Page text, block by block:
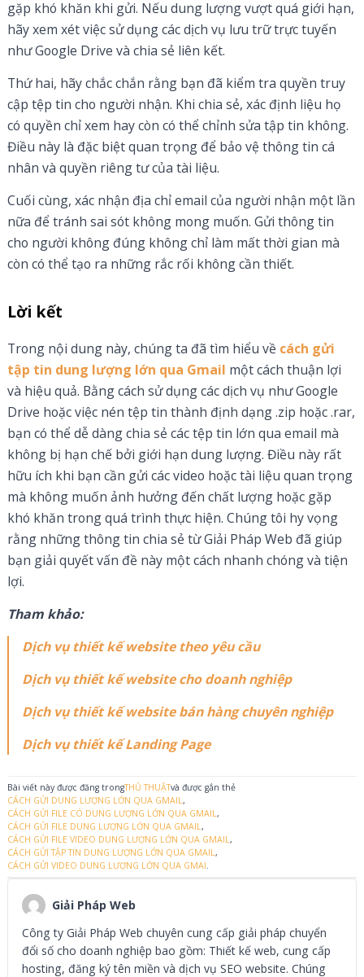
gặp khó khăn khi gửi. Nếu dung lượng vượt quá giới hạn,
hãy xem xét việc sử dụng các dịch vụ lưu trữ trực tuyến
như Google Drive và chia sẻ liên kết.
Thứ hai, hãy chắc chắn rằng bạn đã kiểm tra quyền truy
cập tệp tin cho người nhận. Khi chia sẻ, xác định liệu họ
có quyền chỉ xem hay còn có thể chỉnh sửa tập tin không.
Điều này là đặc biệt quan trọng để bảo vệ thông tin cá
nhân và quyền riêng tư của tài liệu.
Cuối cùng, xác nhận địa chỉ email của người nhận một lần
nữa để tránh sai sót không mong muốn. Gửi thông tin
cho người không đúng không chỉ làm mất thời gian mà
còn có thể tạo ra những rắc rối không cần thiết.
Lời kết
Trong nội dung này, chúng ta đã tìm hiểu về cách gửi
tập tin dung lượng lớn qua Gmail một cách thuận lợi
và hiệu quả. Bằng cách sử dụng các dịch vụ như Google
Drive hoặc việc nén tệp tin thành định dạng .zip hoặc .rar,
bạn có thể dễ dàng chia sẻ các tệp tin lớn qua email mà
không bị hạn chế bởi giới hạn dung lượng. Điều này rất
hữu ích khi bạn cần gửi các video hoặc tài liệu quan trọng
mà không muốn ảnh hưởng đến chất lượng hoặc gặp
khó khăn trong quá trình thực hiện. Chúng tôi hy vọng
rằng những thông tin chia sẻ từ Giải Pháp Web đã giúp
bạn giải quyết vấn đề này một cách nhanh chóng và tiện
lợi.
Tham khảo:
Dịch vụ thiết kế website theo yêu cầu
Dịch vụ thiết kế website cho doanh nghiệp
Dịch vụ thiết kế website bán hàng chuyên nghiệp
Dịch vụ thiết kế Landing Page
Bài viết này được đăng trongTHỦ THUẬTvà được gắn thẻ
CÁCH GỬI DUNG LƯỢNG LỚN QUA GMAIL,
CÁCH GỬI FILE CÓ DUNG LƯỢNG LỚN QUA GMAIL,
CÁCH GỬI FILE DUNG LƯỢNG LỚN QUA GMAIL,
CÁCH GỬI FILE VIDEO DUNG LƯỢNG LỚN QUA GMAIL,
CÁCH GỬI TẬP TIN DUNG LƯỢNG LỚN QUA GMAIL,
CÁCH GỬI VIDEO DUNG LƯỢNG LỚN QUA GMAI.
Giải Pháp Web
Công ty Giải Pháp Web chuyên cung cấp giải pháp chuyển
đổi số cho doanh nghiệp bao gồm: Thiết kế web, cung cấp
hosting, đăng ký tên miền và dịch vụ SEO website. Chúng